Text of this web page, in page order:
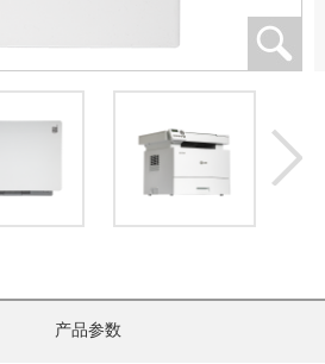
产品参数